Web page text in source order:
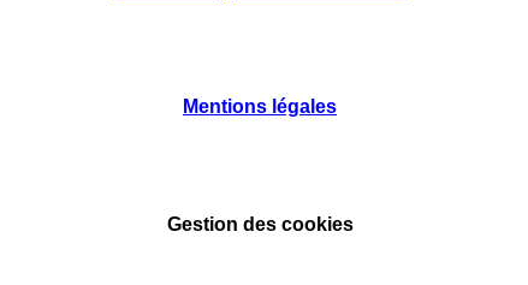
Mentions légales
Gestion des cookies